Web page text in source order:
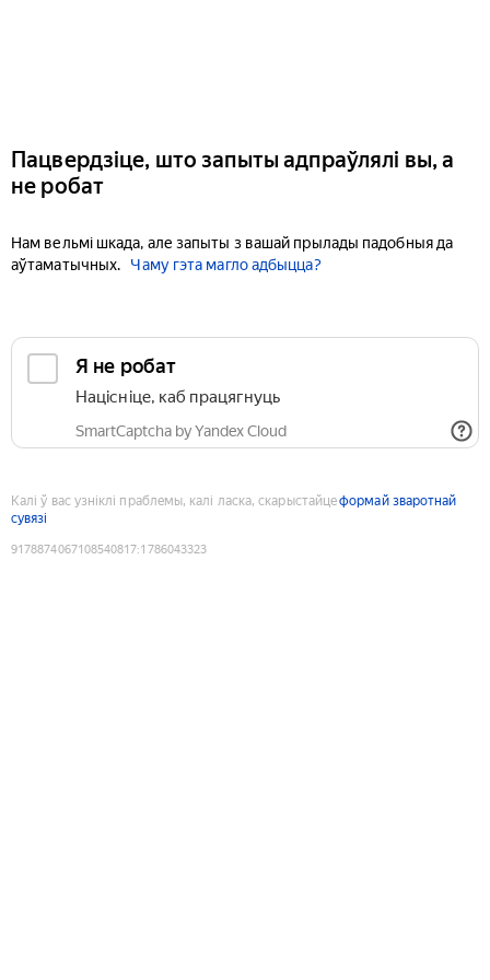
Пацвердзіце, што запыты адпраўлялі вы, а
не робат
Нам вельмі шкада, але запыты з вашай прылады падобныя да
аўтаматычных.
Чаму гэта магло адбыцца?
Я не робат
Націсніце, каб працягнуць
SmartCaptcha by Yandex Cloud
Калі ў вас узніклі праблемы, калі ласка, скарыстайцеформай зваротнай
сувязі
9178874067108540817:1786043323